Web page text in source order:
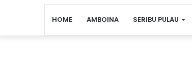
HOME AMBOINA SERIBU PULAU